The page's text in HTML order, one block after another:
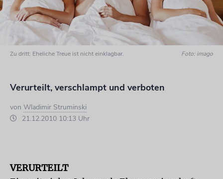
Zu dritt: Eheliche Treue ist nicht einklagbar. Foto: imago
Verurteilt, verschlampt und verboten
von Wladimir Struminski
21.12.2010 10:13 Uhr
VERURTEILT